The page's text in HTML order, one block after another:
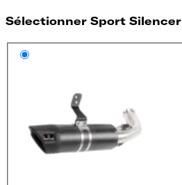
Sélectionner Sport Silencer